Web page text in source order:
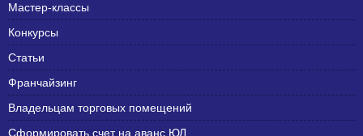
Мастер-классы
Конкурсы
Статьи
Франчайзинг
Владельцам торговых помещений
Сформировать счет на аванс ЮЛ